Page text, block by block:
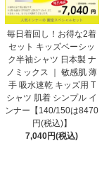
毎日着回し！お得な2着
セット キッズベーシッ
ク半袖シャツ 日本製 ナ
ノミックス ｜ 敏感肌 薄
手 吸水速乾 キッズ用 T
シャツ 肌着 シンプル イ
ンナー【140/150は8470
円(税込)】
7,040円(税込)